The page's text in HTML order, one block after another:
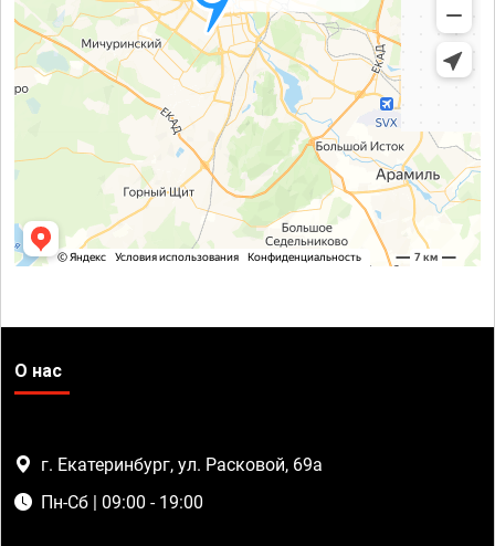
О нас
г. Екатеринбург, ул. Расковой, 69а
Пн-Сб | 09:00 - 19:00